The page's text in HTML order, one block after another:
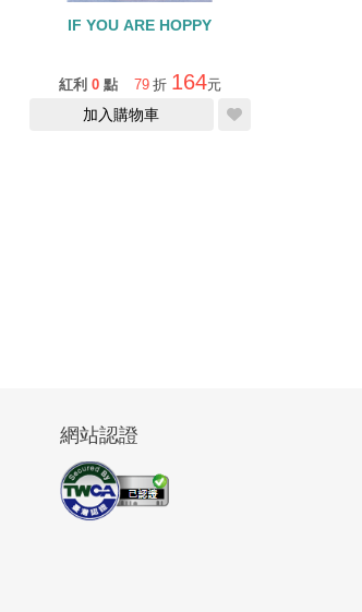
IF YOU ARE HOPPY
紅利 0 點 79 折 164元
加入購物車
網站認證